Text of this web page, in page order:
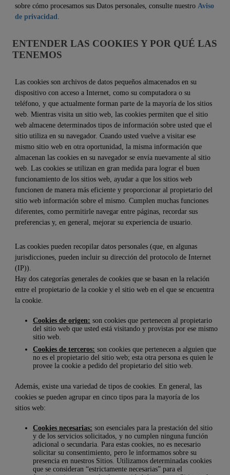
sobre cómo procesamos sus Datos personales, consulte nuestro Aviso
de privacidad
ENTENDER LAS COOKIES Y POR QUÉ LAS
TENEMOS
Las cookies son archivos de datos pequeños almacenados en su
dispositivo con acceso a Internet, como su computadora o su
teléfono, y que actualmente forman parte de la mayoría de los sitios
web. Mientras visita un sitio web, las cookies permiten que el sitio
web almacene determinados tipos de información sobre usted que el
sitio utiliza en su navegador. Cuando usted vuelve a visitar ese
mismo sitio web en otra oportunidad, la misma información que
almacenan las cookies en su navegador se envía nuevamente al sitio
web. Las cookies se utilizan en gran medida para lograr el buen
funcionamiento de los sitios web, ayudar a que los sitios web
funcionen de manera más eficiente y proporcionar al propietario del
sitio web información sobre el mismo. Cumplen muchas funciones
diferentes, como permitirle navegar entre páginas, recordar sus
preferencias y, en general, mejorar su experiencia de usuario.
Las cookies pueden recopilar datos personales (que, en algunas
jurisdicciones, pueden incluir su dirección del protocolo de Internet
(IP)).
Hay dos categorías generales de cookies que se basan en la relación
entre el propietario de la cookie y el sitio web en el que se encuentra
la cookie.
Cookies de origen: son cookies que pertenecen al propietario
del sitio web que usted está visitando y provistas por ese mismo
sitio web.
Cookies de terceros: son cookies que pertenecen a alguien que
no es el propietario del sitio web; esta otra persona es quien le
provee la cookie a pedido del propietario del sitio web.
Además, existe una variedad de tipos de cookies. En general, las
cookies se pueden agrupar en cinco tipos para la mayoría de los
sitios web:
Cookies necesarias: son esenciales para la prestación del sitio
y de los servicios solicitados, y no cumplen ninguna función
adicional o secundaria. Para estas cookies, no es necesario
solicitar su consentimiento, pero le informamos sobre su
presencia en nuestros Sitios. Utilizamos determinadas cookies
que se consideran “estrictamente necesarias” para el